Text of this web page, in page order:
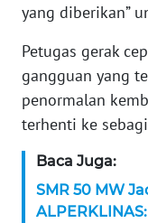
yang diberikan”
Petugas gerak
gangguan yang
penormalan
terhenti ke
Baca Juga:
SMR 50 MW
WN
PAPUA
PAPUA
BARAT
RIAU